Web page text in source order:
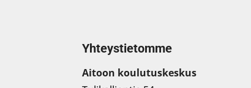
Yhteystietomme
Aitoon koulutuskeskus